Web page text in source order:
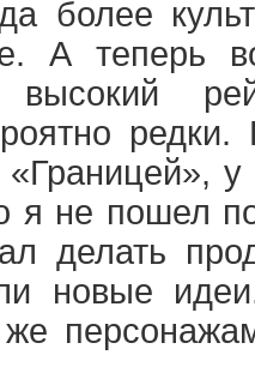
более
А теперь
высокий
«Границей»,
я не пошел
делать
новые